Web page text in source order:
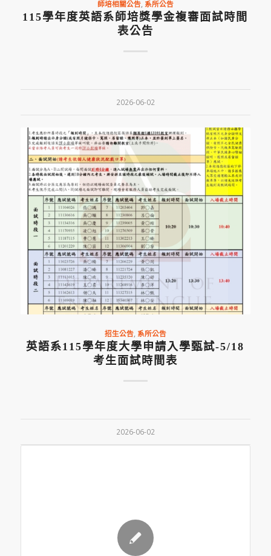
師培相關公告,系所公告
115學年度英語系師培獎學金複審面試時間
表公告
2026-06-02
招生公告, 系所公告
英語系115學年度大學申請入學甄試-5/18
考生面試時間表
2026-06-02